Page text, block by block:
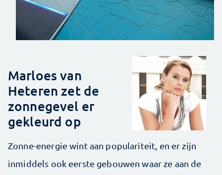
Marloes van
Heteren zet de
zonnegevel er
gekleurd op
Zonne-energie wint aan populariteit, en er zijn
inmiddels ook eerste gebouwen waar ze aan de